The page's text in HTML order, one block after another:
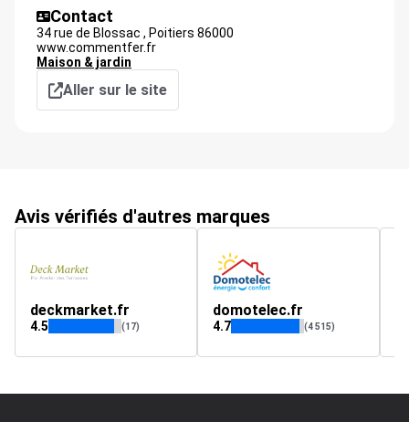
Contact
34 rue de Blossac , Poitiers 86000
www.commentfer.fr
Maison & jardin
Aller sur le site
Avis vérifiés d'autres marques
deckmarket.fr
4.5 (17)
domotelec.fr
4.7 (4 515)